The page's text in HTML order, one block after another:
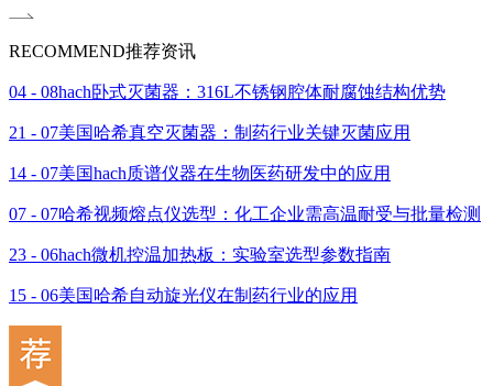
RECOMMEND推荐资讯
04 - 08hach卧式灭菌器：316L不锈钢腔体耐腐蚀结构优势
21 - 07美国哈希真空灭菌器：制药行业关键灭菌应用
14 - 07美国hach质谱仪器在生物医药研发中的应用
07 - 07哈希视频熔点仪选型：化工企业需高温耐受与批量检测
23 - 06hach微机控温加热板：实验室选型参数指南
15 - 06美国哈希自动旋光仪在制药行业的应用